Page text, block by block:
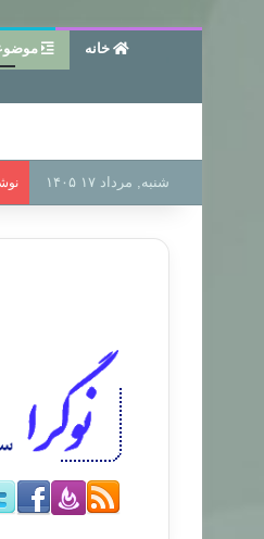
خانه
شنبه, مرداد ۱۷ ۱۴۰۵